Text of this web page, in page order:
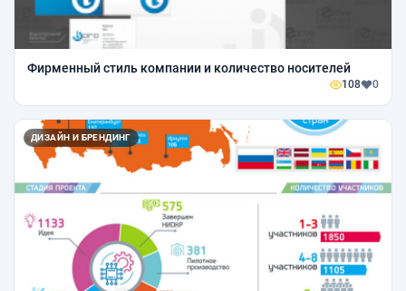
Фирменный стиль компании и количество носителей
108 0
ДИЗАЙН И БРЕНДИНГ